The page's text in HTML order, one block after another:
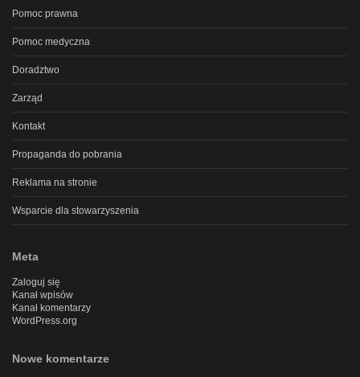
Pomoc prawna
Pomoc medyczna
Doradztwo
Zarząd
Kontakt
Propaganda do pobrania
Reklama na stronie
Wsparcie dla stowarzyszenia
Meta
Zaloguj się
Kanał wpisów
Kanał komentarzy
WordPress.org
Nowe komentarze